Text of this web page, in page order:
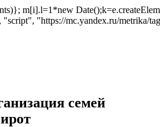
m[i].l=1*new
"https://mc.yandex.ru/
семей